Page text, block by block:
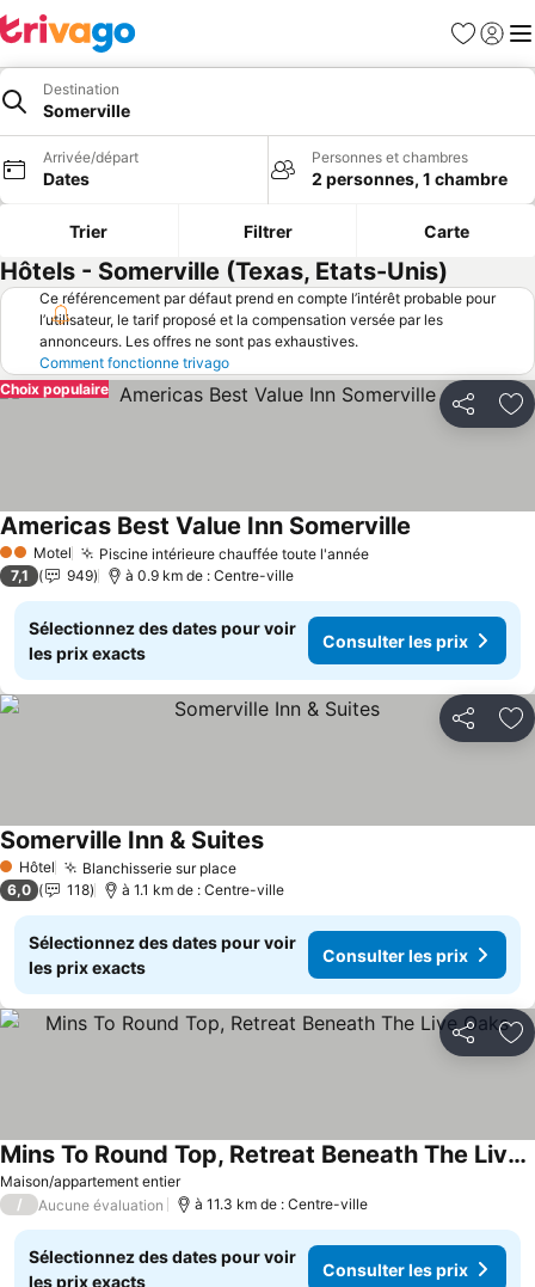
Favoris
Se
Destination
Somerville
Arrivée/départ
Dates
Personnes et chambres
2 personnes, 1 chambre
Trier Filtrer Carte
Hôtels - Somerville (Texas, Etats-Unis)
Ce référencement par défaut prend en compte l’intérêt probable pour
l’utilisateur, le tarif proposé et la compensation versée par les
annonceurs. Les offres ne sont pas exhaustives.
Comment fonctionne trivago
Partager
Choix populaire
2 ÉtoilesMotel Piscine intérieure chauffée toute l'annéeConsulter les prix
Americas Best Value Inn Somerville
7,1 949 à 0.9 km de : Centre-ville
Sélectionnez des dates pour voir
les prix exacts
Consulter les prix
Partager
1 Étoiles
Hôtel Blanchisserie sur placeConsulter les prix
Somerville Inn & SuitesConsulter les prix
6,0 118 à 1.1 km de : Centre-ville
Sélectionnez des dates pour voir
les prix exacts
Consulter les prix
Partager
Maison/appartement entier
Mins To Round Top, Retreat Beneath The Live Oaks
Consulter les prix
/ Aucune évaluation à 11.3 km de : Centre-ville
Sélectionnez des dates pour voir
les prix exacts
Consulter les prix